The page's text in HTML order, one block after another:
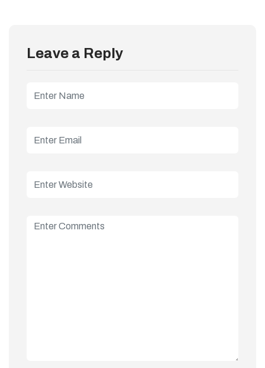
Leave a Reply